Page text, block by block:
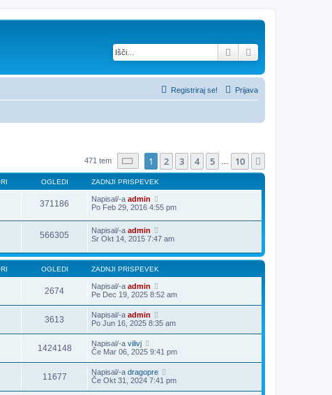
Iskanje
Prijava
Registriraj se!
471 tem Stran 1od10
1 2 3 4 5 10
OGLEDI ZADNJI PRISPEVEK
371186 Napisal/-a admin
Po Feb 29, 2016 4:55 pm
566305 Napisal/-a admin
Sr Okt 14, 2015 7:47 am
OGLEDI ZADNJI PRISPEVEK
2674 Napisal/-a admin
Pe Dec 19, 2025 8:52 am
3613 Napisal/-a admin
Po Jun 16, 2025 8:35 am
1424148 Napisal/-a vilivj
Če Mar 06, 2025 9:41 pm
11677 Napisal/-a dragopre
Če Okt 31, 2024 7:41 pm